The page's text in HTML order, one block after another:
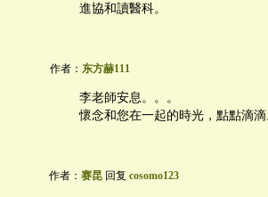
進協和讀醫科。
作者： 东方赫111
李老師安息。。。
懷念和您在一起的時光，點點滴滴
作者： 赛昆 回复 cosomo123